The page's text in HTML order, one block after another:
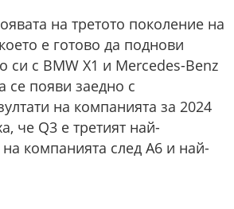
на третото поколение на
е готово да поднови
си с BMW X1 и Mercedes-Benz
се появи заедно с
на компанията за 2024
че Q3 е третият най-
компанията след A6 и най-